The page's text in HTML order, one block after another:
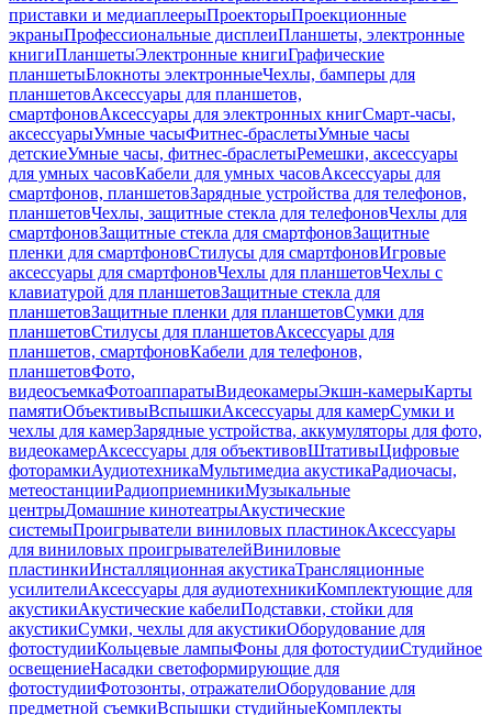
приставки и медиаплеерыПроекторыПроекционные
экраныПрофессиональные дисплеиПланшеты, электронные
книгиПланшетыЭлектронные книгиГрафические
планшетыБлокноты электронныеЧехлы, бамперы для
планшетовАксессуары для планшетов,
смартфоновАксессуары для электронных книгСмарт-часы,
аксессуарыУмные часыФитнес-браслетыУмные часы
детскиеУмные часы, фитнес-браслетыРемешки, аксессуары
для умных часовКабели для умных часовАксессуары для
смартфонов, планшетовЗарядные устройства для телефонов,
планшетовЧехлы, защитные стекла для телефоновЧехлы для
смартфоновЗащитные стекла для смартфоновЗащитные
пленки для смартфоновСтилусы для смартфоновИгровые
аксессуары для смартфоновЧехлы для планшетовЧехлы с
клавиатурой для планшетовЗащитные стекла для
планшетовЗащитные пленки для планшетовСумки для
планшетовСтилусы для планшетовАксессуары для
планшетов, смартфоновКабели для телефонов,
планшетовФото,
видеосъемкаФотоаппаратыВидеокамерыЭкшн-камерыКарты
памятиОбъективыВспышкиАксессуары для камерСумки и
чехлы для камерЗарядные устройства, аккумуляторы для фото,
видеокамерАксессуары для объективовШтативыЦифровые
фоторамкиАудиотехникаМультимедиа акустикаРадиочасы,
метеостанцииРадиоприемникиМузыкальные
центрыДомашние кинотеатрыАкустические
системыПроигрыватели виниловых пластинокАксессуары
для виниловых проигрывателейВиниловые
пластинкиИнсталляционная акустикаТрансляционные
усилителиАксессуары для аудиотехникиКомплектующие для
акустикиАкустические кабелиПодставки, стойки для
акустикиСумки, чехлы для акустикиОборудование для
фотостудииКольцевые лампыФоны для фотостудииСтудийное
освещениеНасадки светоформирующие для
фотостудииФотозонты, отражателиОборудование для
предметной съемкиВспышки студийныеКомплекты